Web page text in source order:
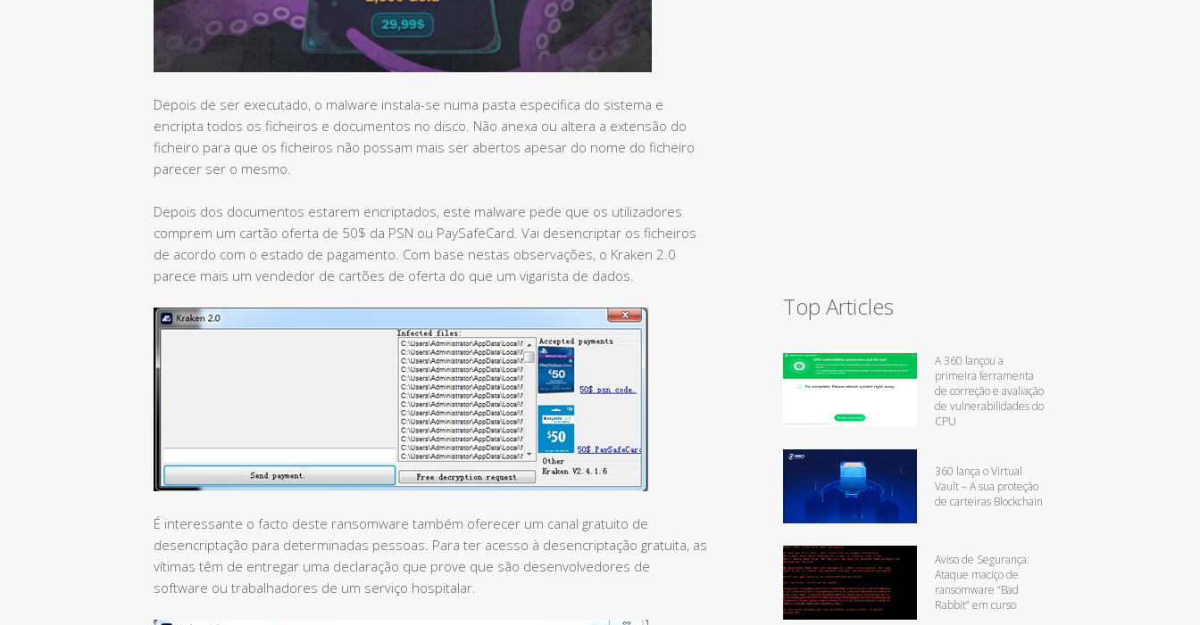
Depois de ser executado, o malware instala-se numa pasta especifica do sistema e
encripta todos os ficheiros e documentos no disco. Não anexa ou altera a extensão do
ficheiro para que os ficheiros não possam mais ser abertos apesar do nome do ficheiro
parecer ser o mesmo.
Depois dos documentos estarem encriptados, este malware pede que os utilizadores
comprem um cartão oferta de 50$ da PSN ou PaySafeCard. Vai desencriptar os ficheiros
de acordo com o estado de pagamento. Com base nestas observações, o Kraken 2.0
parece mais um vendedor de cartões de oferta do que um vigarista de dados.
É interessante o facto deste ransomware também oferecer um canal gratuito de
desencriptação para determinadas pessoas. Para ter acesso à desencriptação gratuita, as
vítimas têm de entregar uma declaração que prove que são desenvolvedores de
software ou trabalhadores de um serviço hospitalar.
Top Articles
A 360 lançou a
primeira ferramenta
de correção e avaliação
de vulnerabilidades do
CPU
360 lança o Virtual
Vault – A sua proteção
de carteiras Blockchain
Aviso de Segurança:
Ataque maciço de
ransomware “Bad
Rabbit” em curso